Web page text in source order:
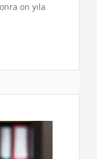
on yıla